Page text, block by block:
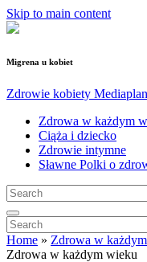
Skip to main content
Migrena u kobiet
Zdrowie kobiety
Zdrowa w każdym
Ciąża i dziecko
Zdrowie intymne
Sławne Polki o
Home » Zdrowa w
Zdrowa w każdym wieku